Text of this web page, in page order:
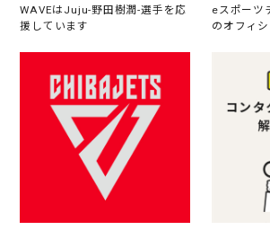
WAVEはJuju-野田樹潤-選手を応
援しています
eスポーツ
のオフィ